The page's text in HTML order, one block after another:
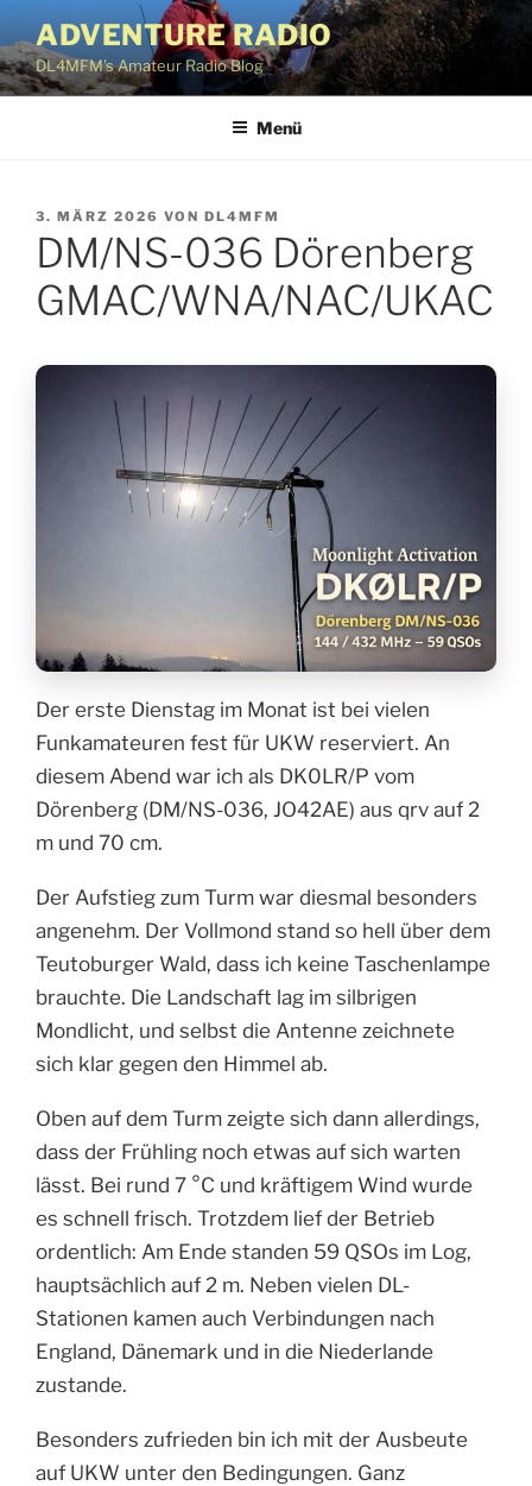
Inhalt
springen
ADVENTURE RADIO
DL4MFM's Amateur Radio Blog
Menü
VERÖFFENTLICHT
AM
3. MÄRZ 2026 VON DL4MFM
DM/NS-036 Dörenberg
GMAC/WNA/NAC/UKAC
Der erste Dienstag im Monat ist bei vielen
Funkamateuren fest für UKW reserviert. An
diesem Abend war ich als DK0LR/P vom
Dörenberg (DM/NS-036, JO42AE) aus qrv auf 2
m und 70 cm.
Der Aufstieg zum Turm war diesmal besonders
angenehm. Der Vollmond stand so hell über dem
Teutoburger Wald, dass ich keine Taschenlampe
brauchte. Die Landschaft lag im silbrigen
Mondlicht, und selbst die Antenne zeichnete
sich klar gegen den Himmel ab.
Oben auf dem Turm zeigte sich dann allerdings,
dass der Frühling noch etwas auf sich warten
lässt. Bei rund 7 °C und kräftigem Wind wurde
es schnell frisch. Trotzdem lief der Betrieb
ordentlich: Am Ende standen 59 QSOs im Log,
hauptsächlich auf 2 m. Neben vielen DL-
Stationen kamen auch Verbindungen nach
England, Dänemark und in die Niederlande
zustande.
Besonders zufrieden bin ich mit der Ausbeute
auf UKW unter den Bedingungen. Ganz